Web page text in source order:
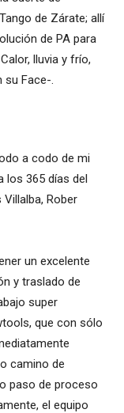
de Zárate; allí
de PA para
lluvia y frío,
Face-.
a codo de mi
los 365 días del
Rober
un excelente
y traslado de
super
que con sólo
camino de
paso de proceso
el equipo